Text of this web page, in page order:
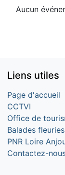
Aucun
Liens utiles
Page d'accueil
CCTVI
Office de
Balades fleuries
PNR Loire
Contactez-